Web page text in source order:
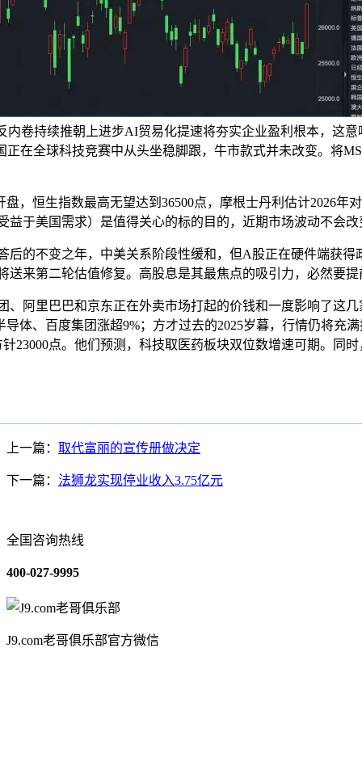
内卷持续推朝上进步AI贸易化提速将夯实企业盈利根本，这
正在全球科技竞赛中从头坐稳脚跟，牛市款式并未改变。将
恒生指数最高无望达到36500点，摩根士丹利估计2026年
益于美国需求）是值得关心的标的目的，近期市场波动不会
的不变之年，中美关系阶段性缓和，但A股正在硬件端获得
送来第二轮估值修复。高股息是其最焦点的吸引力，必然要
里巴巴和京东正在外卖市场打起的价钱和一度影响了这几
导体、百度集团涨超9%；方才过去的2025岁暮，行情仍将充
23000点。他们预测，科技取医药板块双位数增速可期。同
上一篇： 取代富丽的宣传册做决定
下一篇： 法狮龙实现停业收入3.75亿元
全国咨询热线
400-027-9995
J9.com老哥俱乐部官方微信